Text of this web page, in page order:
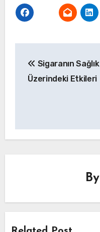
gezinmesi
Sigaranın Sağlık
Üzerindeki Etkileri
By